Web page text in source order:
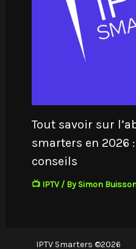
Tout savoir sur
smarters en 2026
conseils
📺 IPTV/ By Simon
IPTV Smarters ©2026